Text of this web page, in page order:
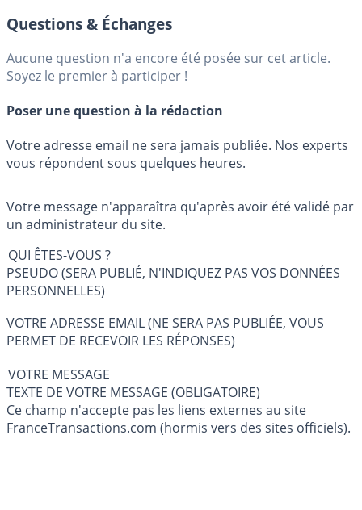
Questions & Échanges
Aucune question n'a encore été posée sur cet article.
Soyez le premier à participer !
Poser une question à la rédaction
Votre adresse email ne sera jamais publiée. Nos experts
vous répondent sous quelques heures.
Votre message n'apparaîtra qu'après avoir été validé par
un administrateur du site.
QUI ÊTES-VOUS ?
PSEUDO (SERA PUBLIÉ, N'INDIQUEZ PAS VOS DONNÉES
PERSONNELLES)
VOTRE ADRESSE EMAIL (NE SERA PAS PUBLIÉE, VOUS
PERMET DE RECEVOIR LES RÉPONSES)
VOTRE MESSAGE
TEXTE DE VOTRE MESSAGE (OBLIGATOIRE)
Ce champ n'accepte pas les liens externes au site
FranceTransactions.com (hormis vers des sites officiels).